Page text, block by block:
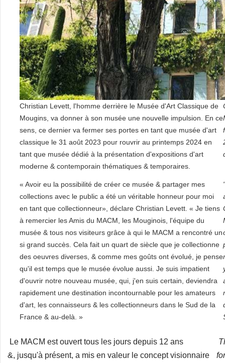
Christian Levett, l'homme derrière le Musée d'Art Classique de
Mougins, va donner à son musée une nouvelle impulsion. En ce
sens, ce dernier va fermer ses portes en tant que musée d'art
classique le 31 août 2023 pour rouvrir au printemps 2024 en
tant que musée dédié à la présentation d'expositions d'art
moderne & contemporain thématiques & temporaires.
« Avoir eu la possibilité de créer ce musée & partager mes
collections avec le public a été un véritable honneur pour moi
en tant que collectionneur», déclare Christian Levett. « Je tiens
à remercier les Amis du MACM, les Mouginois, l'équipe du
musée & tous nos visiteurs grâce à qui le MACM a rencontré un
si grand succès. Cela fait un quart de siècle que je collectionne
des oeuvres diverses, & comme mes goûts ont évolué, je pense
qu'il est temps que le musée évolue aussi. Je suis impatient
d'ouvrir notre nouveau musée, qui, j'en suis certain, deviendra
rapidement une destination incontournable pour les amateurs
d'art, les connaisseurs & les collectionneurs dans le Sud de la
France & au-delà. »
Le MACM est ouvert tous les jours depuis 12 ans
&, jusqu'à présent, a mis en valeur le concept visionnaire